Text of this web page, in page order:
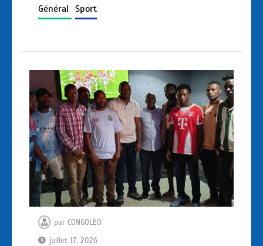
Général Sport
par CONGOLEO
juillet 17, 2026